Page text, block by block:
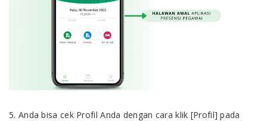
5. Anda bisa cek Profil Anda dengan cara klik [Profil] pada